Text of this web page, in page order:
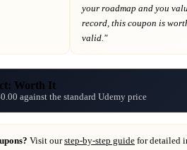
your roadmap and you
record, this coupon is
valid."
Worth It
against the standard Udemy price
Visit ourstep-by-step guide for detailed